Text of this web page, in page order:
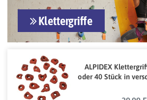
Klettergriffe
ALPIDEX
oder 40 Stück in